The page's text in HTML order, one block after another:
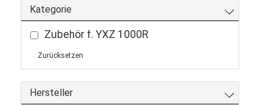
Kategorie
Zubehör f. YXZ 1000R
Zurücksetzen
Hersteller